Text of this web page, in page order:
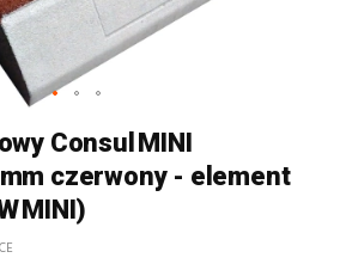
Consul MINI
czerwony - element
MINI)